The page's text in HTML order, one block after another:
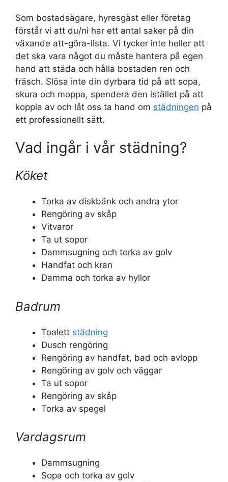
Som bostadsägare, hyresgäst eller företag
förstår vi att du/ni har ett antal saker på din
växande att-göra-lista. Vi tycker inte heller att
det ska vara något du måste hantera på egen
hand att städa och hålla bostaden ren och
fräsch. Slösa inte din dyrbara tid på att sopa,
skura och moppa, spendera den istället på att
koppla av och låt oss ta hand om städningen på
ett professionellt sätt.
Vad ingår i vår städning?
Köket
Torka av diskbänk och andra ytor
Rengöring av skåp
Vitvaror
Ta ut sopor
Dammsugning och torka av golv
Handfat och kran
Damma och torka av hyllor
Badrum
Toalett städning
Dusch rengöring
Rengöring av handfat, bad och avlopp
Rengöring av golv och väggar
Ta ut sopor
Rengöring av skåp
Torka av spegel
Vardagsrum
Dammsugning
Sopa och torka av golv